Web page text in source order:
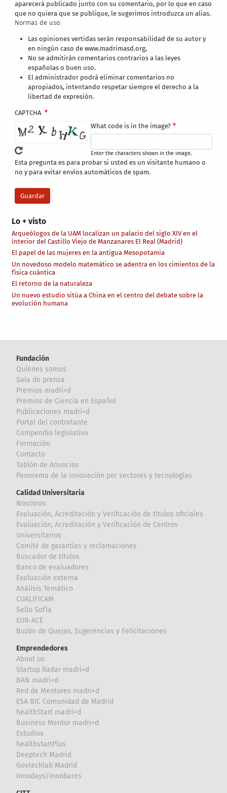
Lo + visto
Arqueólogos de la UAM localizan un palacio del siglo XIV en el
interior del Castillo Viejo de Manzanares El Real (Madrid)
El papel de las mujeres en la antigua Mesopotamia
Un novedoso modelo matemático se adentra en los cimientos de la
física cuántica
El retorno de la naturaleza
Un nuevo estudio sitúa a China en el centro del debate sobre la
evolución humana
aparecerá publicado junto con su comentario, por lo que en caso
que no quiera que se publique, le sugerimos introduzca un alias.
Normas de uso:
Las opiniones vertidas serán responsabilidad de su autor y
en ningún caso de www.madrimasd.org,
No se admitirán comentarios contrarios a las leyes
españolas o buen uso.
El administrador podrá eliminar comentarios no
apropiados, intentando respetar siempre el derecho a la
libertad de expresión.
CAPTCHA
What code is in the image?
Enter the characters shown in the image.
Esta pregunta es para probar si usted es un visitante humano o
no y para evitar envíos automáticos de spam.
Fundación
Quiénes somos
Sala de prensa
Premios madri+d
Premios de Ciencia en Español
Publicaciones madri+d
Portal del contratante
Compendio legislativo
Formación
Contacto
Tablón de Anuncios
Panorama de la innovación por sectores y tecnologías
Calidad Universitaria
Nosotros
Evaluación, Acreditación y Verificación de títulos oficiales
Evaluación, Acreditación y Verificación de Centros
Universitarios
Comité de garantías y reclamaciones
Buscador de títulos
Banco de evaluadores
Evaluación externa
Análisis Temático
CUALIFICAM
Sello Sofía
EUR-ACE
Buzón de Quejas, Sugerencias y Felicitaciones
Emprendedores
About us
Startup Radar madri+d
BAN madri+d
Red de Mentores madri+d
ESA BIC Comunidad de Madrid
healthStart madri+d
Business Mentor madri+d
Estudios
healthstartPlus
Deeptech Madrid
Govtechlab Madrid
Innodays/Innobares